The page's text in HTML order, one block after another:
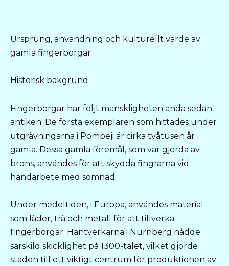
Ursprung, användning och kulturellt värde av
gamla fingerborgar
Historisk bakgrund
Fingerborgar har följt mänskligheten ända sedan
antiken. De första exemplaren som hittades under
utgrävningarna i Pompeji är cirka tvåtusen år
gamla. Dessa gamla föremål, som var gjorda av
brons, användes för att skydda fingrarna vid
handarbete med sömnad.
Under medeltiden, i Europa, användes material
som läder, trä och metall för att tillverka
fingerborgar. Hantverkarna i Nürnberg nådde
särskild skicklighet på 1300-talet, vilket gjorde
staden till ett viktigt centrum för produktionen av